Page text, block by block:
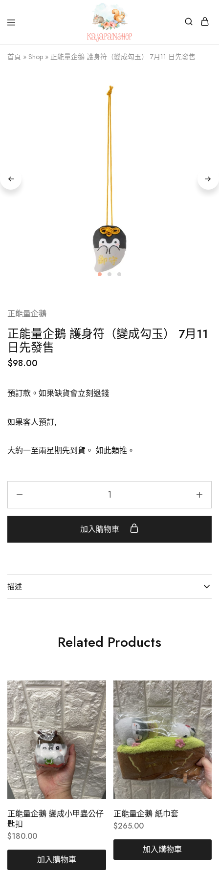
Kajapanshop
日
韓
首頁 » Shop » 正能量企鵝 護身符（變成勾玉） 7月11 日先發售
正能量企鵝
正能量企鵝 護身符（變成勾玉） 7月11
日先發售
$98.00
預訂款。如果缺貨會立刻退錢
如果客人預訂,
大約一至兩星期先到貨。 如此類推。
加入購物車
描述
Related Products
正能量企鵝 變成小甲蟲公仔
匙扣
$180.00
加入購物車
正能量企鵝 紙巾套
$265.00
加入購物車